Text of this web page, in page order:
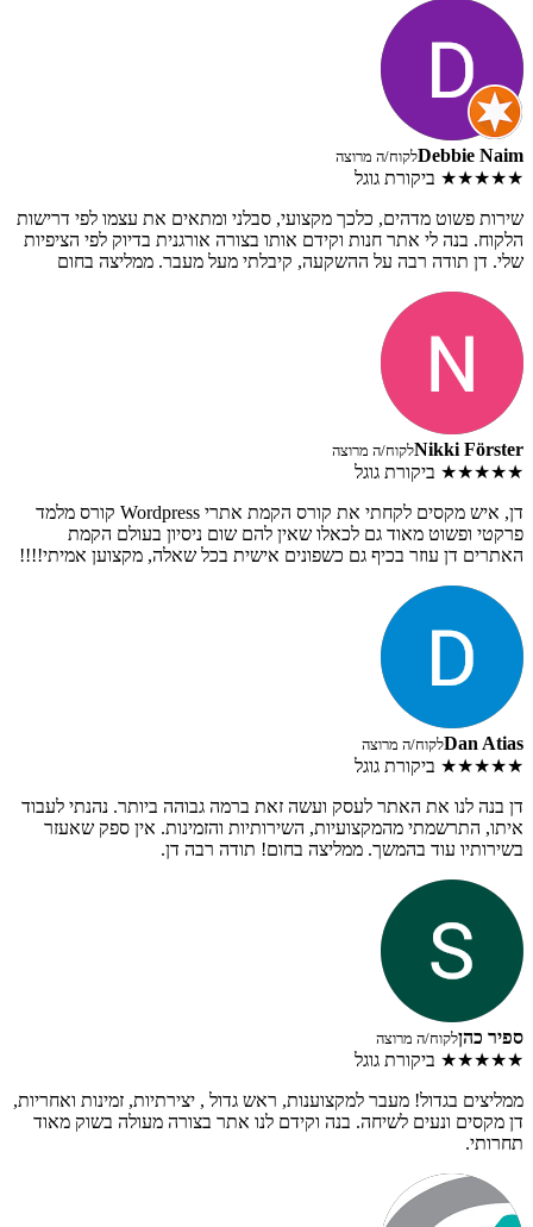
Debbie Naimלקוח/ה מרוצה
★★★★★ ביקורת גוגל
שירות פשוט מדהים, כלכך מקצועי, סבלני ומתאים את עצמו לפי דרישות
הלקוח. בנה לי אתר חנות וקידם אותו בצורה אורגנית בדיוק לפי הציפיות
שלי. דן תודה רבה על ההשקעה, קיבלתי מעל מעבר. ממליצה בחום
Nikki Försterלקוח/ה מרוצה
★★★★★ ביקורת גוגל
דן, איש מקסים לקחתי את קורס הקמת אתרי Wordpress קורס מלמד
פרקטי ופשוט מאוד גם לכאלו שאין להם שום ניסיון בעולם הקמת
האתרים דן עוזר בכיף גם כשפונים אישית בכל שאלה, מקצוען אמיתי!!!!
Dan Atiasלקוח/ה מרוצה
★★★★★ ביקורת גוגל
דן בנה לנו את האתר לעסק ועשה זאת ברמה גבוהה ביותר. נהנתי לעבוד
איתו, התרשמתי מהמקצועיות, השירותיות והזמינות. אין ספק שאעזר
בשירותיו עוד בהמשך. ממליצה בחום! תודה רבה דן.
ספיר כהןלקוח/ה מרוצה
★★★★★ ביקורת גוגל
ממליצים בגדול! מעבר למקצוענות, ראש גדול , יצירתיות, זמינות ואחריות,
דן מקסים ונעים לשיחה. בנה וקידם לנו אתר בצורה מעולה בשוק מאוד
תחרותי.